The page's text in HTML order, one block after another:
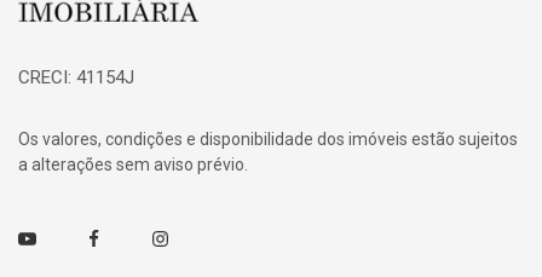
CRECI: 41154J
Os valores, condições e disponibilidade dos imóveis estão sujeitos
a alterações sem aviso prévio.
Youtube FacebookInstagram